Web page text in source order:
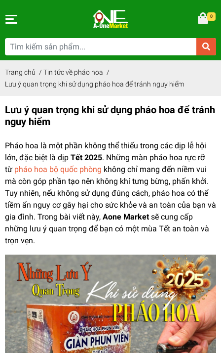
0
Trang chủ / Tin tức về pháo hoa /
Lưu ý quan trọng khi sử dụng pháo hoa để tránh nguy hiểm
Lưu ý quan trọng khi sử dụng pháo hoa để tránh
nguy hiểm
Pháo hoa là một phần không thể thiếu trong các dịp lễ hội
lớn, đặc biệt là dịp Tết 2025. Những màn pháo hoa rực rỡ
từ pháo hoa bộ quốc phòng không chỉ mang đến niềm vui
mà còn góp phần tạo nên không khí tưng bừng, phấn khởi.
Tuy nhiên, nếu không sử dụng đúng cách, pháo hoa có thể
tiềm ẩn nguy cơ gây hại cho sức khỏe và an toàn của bạn và
gia đình. Trong bài viết này, Aone Marketsẽ cung cấp
những lưu ý quan trọng để bạn có một mùa Tết an toàn và
trọn vẹn.